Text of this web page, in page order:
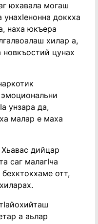
юхавала могаш
доккха
наха юкъера
хилар а,
новкъостий цунах
унзара да,
малар е маха
дийцар
саг малагIча
отт,
а аьлар